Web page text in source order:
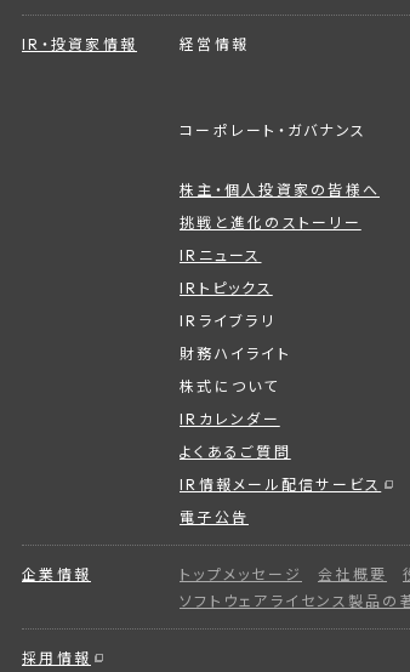
IR・投資家情報 経営情報
コーポレート・ガバナンス
株主・個人投資家の皆様へ
挑戦と進化のストーリー
IRニュース
IRトピックス
IRライブラリ
財務ハイライト
株式について
IRカレンダー
よくあるご質問
IR情報メール配信サービス
電子公告
企業情報 トップメッセージ 会社概要
ソフトウェアライセンス製品
採用情報